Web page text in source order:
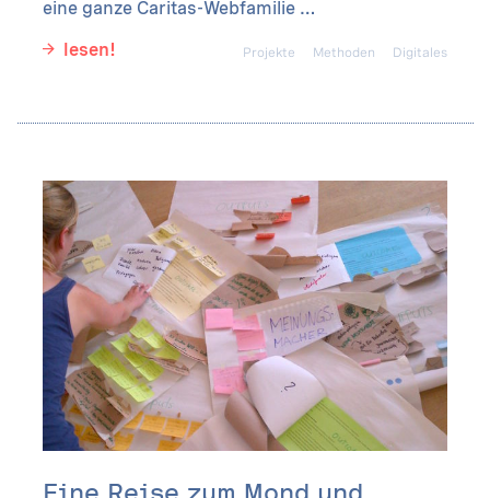
eine ganze Caritas-Webfamilie …
lesen!
Digitales
Methoden
Projekte
Eine Reise zum Mond und